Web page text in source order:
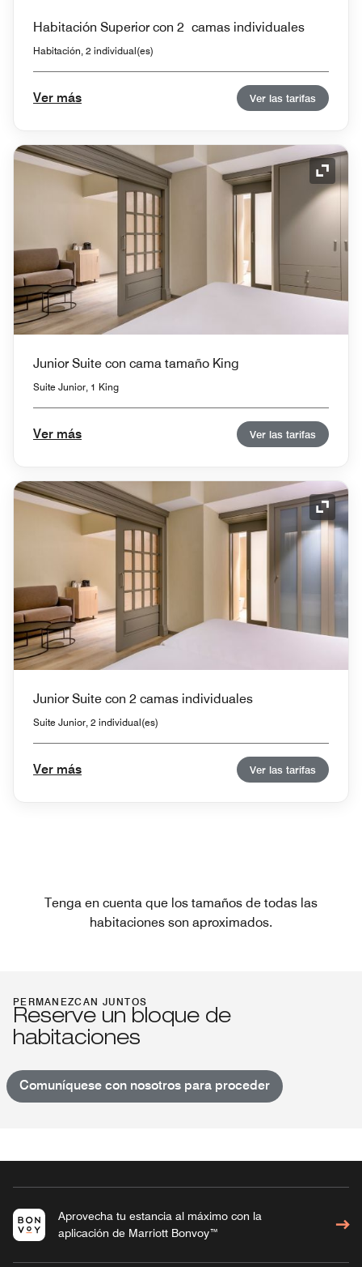
Habitación Superior con 2 camas individuales
Habitación, 2 individual(es)
Ver más Ver las tarifas
Icono
Junior Suite con cama tamaño King
Suite Junior, 1 King
Ver más Ver las tarifas
Icono
Junior Suite con 2 camas individuales
Suite Junior, 2 individual(es)
Ver más Ver las tarifas
Tenga en cuenta que los tamaños de todas las
habitaciones son aproximados.
PERMANEZCAN JUNTOS
Reserve un bloque de
habitaciones
Comuníquese con nosotros para proceder
Aprovecha tu estancia al máximo con la
aplicación de Marriott Bonvoy™